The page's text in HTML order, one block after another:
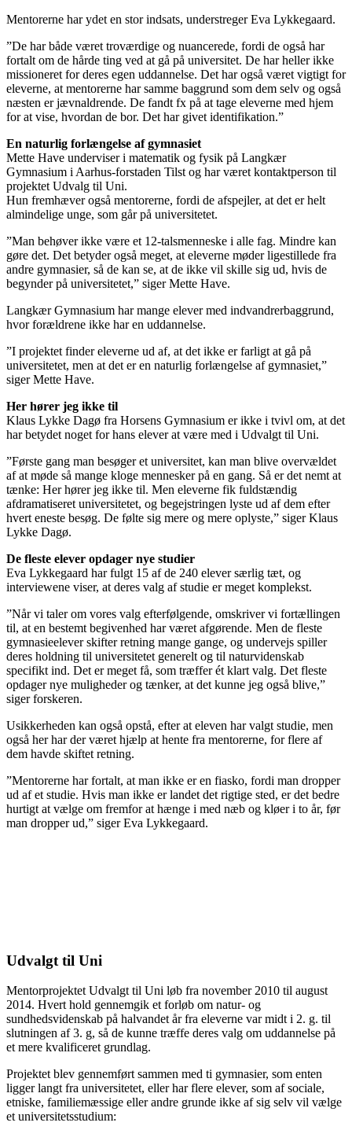
Mentorerne har ydet en stor indsats, understreger Eva Lykkegaard.
”De har både været troværdige og nuancerede, fordi de også har
fortalt om de hårde ting ved at gå på universitet. De har heller ikke
missioneret for deres egen uddannelse. Det har også været vigtigt for
eleverne, at mentorerne har samme baggrund som dem selv og også
næsten er jævnaldrende. De fandt fx på at tage eleverne med hjem
for at vise, hvordan de bor. Det har givet identifikation.”
En naturlig forlængelse af gymnasiet
Mette Have underviser i matematik og fysik på Langkær
Gymnasium i Aarhus-forstaden Tilst og har været kontaktperson til
projektet Udvalg til Uni.
Hun fremhæver også mentorerne, fordi de afspejler, at det er helt
almindelige unge, som går på universitetet.
”Man behøver ikke være et 12-talsmenneske i alle fag. Mindre kan
gøre det. Det betyder også meget, at eleverne møder ligestillede fra
andre gymnasier, så de kan se, at de ikke vil skille sig ud, hvis de
begynder på universitetet,” siger Mette Have.
Langkær Gymnasium har mange elever med indvandrerbaggrund,
hvor forældrene ikke har en uddannelse.
”I projektet finder eleverne ud af, at det ikke er farligt at gå på
universitetet, men at det er en naturlig forlængelse af gymnasiet,”
siger Mette Have.
Her hører jeg ikke til
Klaus Lykke Dagø fra Horsens Gymnasium er ikke i tvivl om, at det
har betydet noget for hans elever at være med i Udvalgt til Uni.
”Første gang man besøger et universitet, kan man blive overvældet
af at møde så mange kloge mennesker på en gang. Så er det nemt at
tænke: Her hører jeg ikke til. Men eleverne fik fuldstændig
afdramatiseret universitetet, og begejstringen lyste ud af dem efter
hvert eneste besøg. De følte sig mere og mere oplyste,” siger Klaus
Lykke Dagø.
De fleste elever opdager nye studier
Eva Lykkegaard har fulgt 15 af de 240 elever særlig tæt, og
interviewene viser, at deres valg af studie er meget komplekst.
”Når vi taler om vores valg efterfølgende, omskriver vi fortællingen
til, at en bestemt begivenhed har været afgørende. Men de fleste
gymnasieelever skifter retning mange gange, og undervejs spiller
deres holdning til universitetet generelt og til naturvidenskab
specifikt ind. Det er meget få, som træffer ét klart valg. Det fleste
opdager nye muligheder og tænker, at det kunne jeg også blive,”
siger forskeren.
Usikkerheden kan også opstå, efter at eleven har valgt studie, men
også her har der været hjælp at hente fra mentorerne, for flere af
dem havde skiftet retning.
”Mentorerne har fortalt, at man ikke er en fiasko, fordi man dropper
ud af et studie. Hvis man ikke er landet det rigtige sted, er det bedre
hurtigt at vælge om fremfor at hænge i med næb og kløer i to år, før
man dropper ud,” siger Eva Lykkegaard.
Udvalgt til Uni
Mentorprojektet Udvalgt til Uni løb fra november 2010 til august
2014. Hvert hold gennemgik et forløb om natur- og
sundhedsvidenskab på halvandet år fra eleverne var midt i 2. g. til
slutningen af 3. g, så de kunne træffe deres valg om uddannelse på
et mere kvalificeret grundlag.
Projektet blev gennemført sammen med ti gymnasier, som enten
ligger langt fra universitetet, eller har flere elever, som af sociale,
etniske, familiemæssige eller andre grunde ikke af sig selv vil vælge
et universitetsstudium: